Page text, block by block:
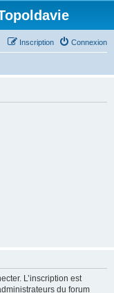
Connexion
Inscription
L’inscription est
du forum